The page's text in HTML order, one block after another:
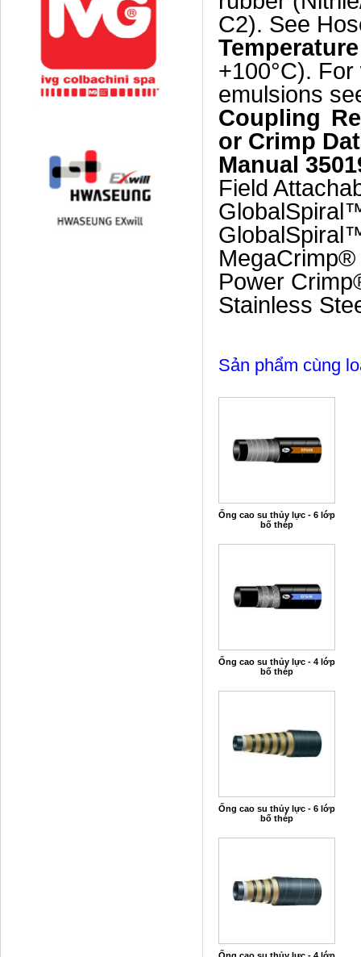
C2). See
+100°C). For
emulsions
Coupling
or Crimp
Manual
Field
Power
Stainless
Sản phẩm cùng
Ống cao su thủy lực - 6 lớp
bố thép
Ống cao su thủy lực - 4 lớp
bố thép
Ống cao su thủy lực - 6 lớp
bố thép